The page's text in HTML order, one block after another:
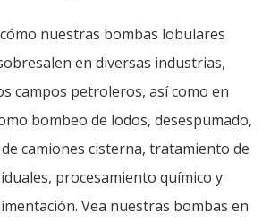
nuestras bombas lobulares
en diversas industrias,
campos petroleros, así como en
bombeo de lodos, desespumado,
camiones cisterna, tratamiento de
procesamiento químico y
Vea nuestras bombas en